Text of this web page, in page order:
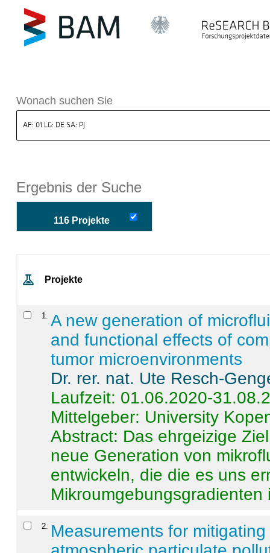
BAM
Wonach suchen Sie
Ergebnis der Suche
116 Projekte
Projekte
1
A new generation of
and functional effects of
tumor microenvironments
Dr. rer. nat. Ute Resch-
Laufzeit: 01.06.2020-
Mittelgeber: University
Abstract: Das ehrgeizige
neue Generation von
entwickeln, die die es uns
Mikroumgebungsgradienten
2
Measurements for